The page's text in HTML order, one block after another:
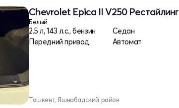
Chevrolet Epica II V250 Рестайлинг
Белый
2.5 л, 143 л.с., бензин
Седан
Передний привод
Автомат
Ташкент, Яшнабадский район